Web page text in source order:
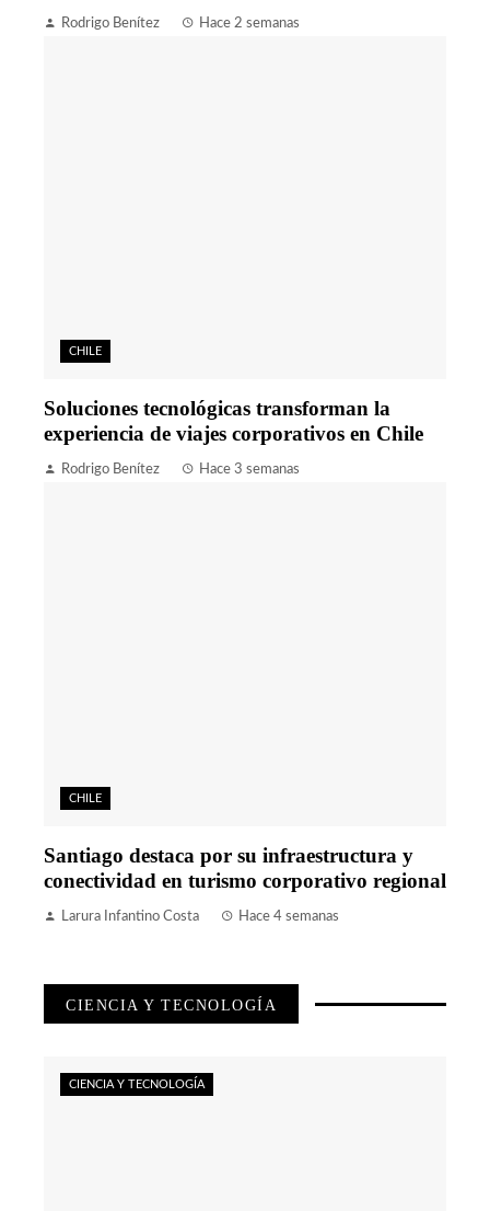
Rodrigo Benítez Hace 2 semanas
CHILE
Soluciones tecnológicas transforman la
experiencia de viajes corporativos en Chile
Rodrigo Benítez Hace 3 semanas
CHILE
Santiago destaca por su infraestructura y
conectividad en turismo corporativo regional
Larura Infantino Costa Hace 4 semanas
CIENCIA Y TECNOLOGÍA
CIENCIA Y TECNOLOGÍA